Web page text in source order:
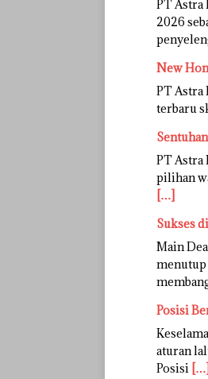
PT Astra
2026
New
PT Astra
terbaru
PT Astra
pilihan
[…]
Sukses
Main
menutup
Posisi
aturan
Posisi […]